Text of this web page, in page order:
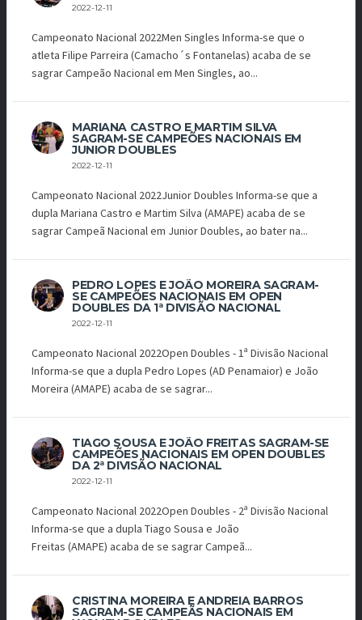
2022-12-11
Campeonato Nacional 2022Men Singles Informa-se que o
atleta Filipe Parreira (Camacho´s Fontanelas) acaba de se
sagrar Campeão Nacional em Men Singles, ao...
MARIANA CASTRO E MARTIM SILVA
SAGRAM-SE CAMPEÕES NACIONAIS EM
JUNIOR DOUBLES
2022-12-11
Campeonato Nacional 2022Junior Doubles Informa-se que a
dupla Mariana Castro e Martim Silva (AMAPE) acaba de se
sagrar Campeã Nacional em Junior Doubles, ao bater na...
PEDRO LOPES E JOÃO MOREIRA SAGRAM-
SE CAMPEÕES NACIONAIS EM OPEN
DOUBLES DA 1ª DIVISÃO NACIONAL
2022-12-11
Campeonato Nacional 2022Open Doubles - 1ª Divisão Nacional
Informa-se que a dupla Pedro Lopes (AD Penamaior) e João
Moreira (AMAPE) acaba de se sagrar...
TIAGO SOUSA E JOÃO FREITAS SAGRAM-SE
CAMPEÕES NACIONAIS EM OPEN DOUBLES
DA 2ª DIVISÃO NACIONAL
2022-12-11
Campeonato Nacional 2022Open Doubles - 2ª Divisão Nacional
Informa-se que a dupla Tiago Sousa e João
Freitas (AMAPE) acaba de se sagrar Campeã...
CRISTINA MOREIRA E ANDREIA BARROS
SAGRAM-SE CAMPEÃS NACIONAIS EM